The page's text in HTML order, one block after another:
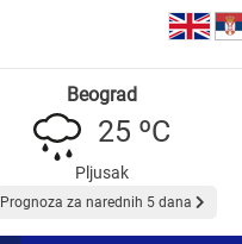
Beograd
25 ºC
Pljusak
Prognoza za narednih 5 dana